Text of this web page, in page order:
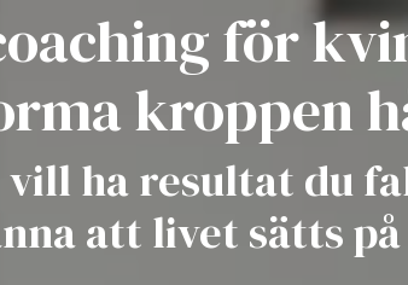
för
kroppen
vill ha resultat du
att livet sätts